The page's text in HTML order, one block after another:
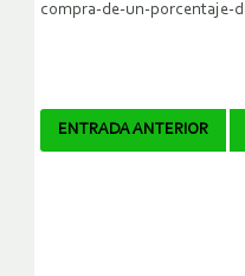
compra-de-un-porcentaje-
Navegador
ENTRADA ANTERIOR